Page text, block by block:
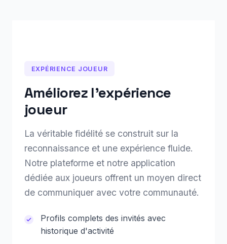
EXPÉRIENCE JOUEUR
Améliorez l'expérience
joueur
La véritable fidélité se construit sur la
reconnaissance et une expérience fluide.
Notre plateforme et notre application
dédiée aux joueurs offrent un moyen direct
de communiquer avec votre communauté.
Profils complets des invités avec
historique d'activité